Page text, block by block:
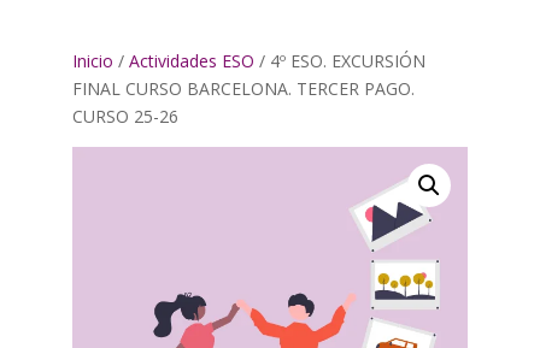
Inicio / Actividades ESO / 4º ESO. EXCURSIÓN
FINAL CURSO BARCELONA. TERCER PAGO.
CURSO 25-26